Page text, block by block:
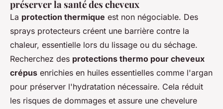
préserver la santé des cheveux
La protection thermique est non négociable. Des
sprays protecteurs créent une barrière contre la
chaleur, essentielle lors du lissage ou du séchage.
Recherchez des protections thermo pour cheveux
crépus enrichies en huiles essentielles comme l'argan
pour préserver l'hydratation nécessaire. Cela réduit
les risques de dommages et assure une chevelure